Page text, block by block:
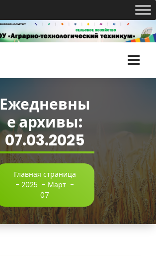
Ежедневны
е архивы:
07.03.2025
Главная страница
- 2025 - Март -
07